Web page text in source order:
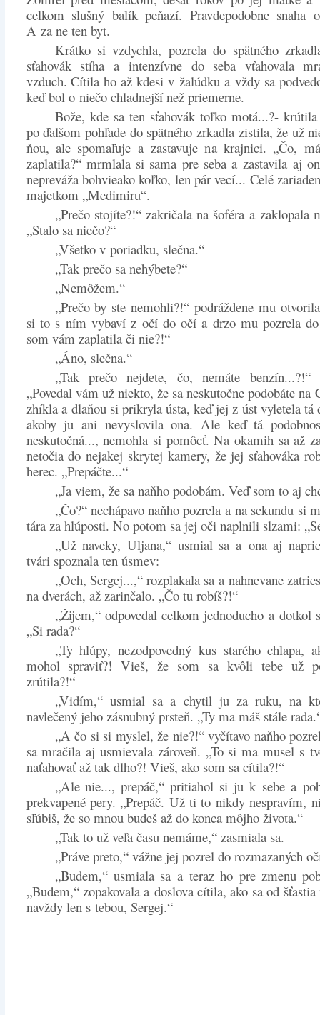
celkom slušný balík peňazí. Pravdepodobne snaha
A za ne ten byt.
Krátko si vzdychla, pozrela do spätného
sťahovák stíha a intenzívne do seba vťahovala
vzduch. Cítila ho až kdesi v žalúdku a vždy sa
keď bol o niečo chladnejší než priemerne.
Bože, kde sa ten sťahovák toľko motá...?-
po ďalšom pohľade do spätného zrkadla zistila, že už
ňou, ale spomaľuje a zastavuje na krajnici. „Čo,
zaplatila?“ mrmlala si sama pre seba a zastavila aj
nepreváža bohvieako koľko, len pár vecí... Celé
majetkom „Medimiru“.
„Prečo stojíte?!“ zakričala na šoféra a zaklopala
„Stalo sa niečo?“
„Všetko v poriadku, slečna.“
„Tak prečo sa nehýbete?“
„Nemôžem.“
„Prečo by ste nemohli?!“ podráždene mu
si to s ním vybaví z očí do očí a drzo mu pozrela do
som vám zaplatila či nie?!“
„Áno, slečna.“
„Tak prečo nejdete, čo, nemáte benzín...?!“
„Povedal vám už niekto, že sa neskutočne podobáte na
zhíkla a dlaňou si prikryla ústa, keď jej z úst vyletela tá
akoby ju ani nevyslovila ona. Ale keď tá
neskutočná..., nemohla si pomôcť. Na okamih sa až
netočia do nejakej skrytej kamery, že jej sťahováka
herec. „Prepáčte...“
„Ja viem, že sa naňho podobám. Veď som to aj
„Čo?“ nechápavo naňho pozrela a na sekundu si
tára za hlúposti. No potom sa jej oči naplnili slzami:
„Už naveky, Uljana,“ usmial sa a ona aj
tvári spoznala ten úsmev:
„Och, Sergej...,“ rozplakala sa a nahnevane
na dverách, až zarinčalo. „Čo tu robíš?!“
„Žijem,“ odpovedal celkom jednoducho a dotkol
„Si rada?“
„Ty hlúpy, nezodpovedný kus starého chlapa,
mohol spraviť?! Vieš, že som sa kvôli tebe už
zrútila?!“
„Vidím,“ usmial sa a chytil ju za ruku, na
navlečený jeho zásnubný prsteň. „Ty ma máš stále
„A čo si si myslel, že nie?!“ vyčítavo naňho
sa mračila aj usmievala zároveň. „To si ma musel s
naťahovať až tak dlho?! Vieš, ako som sa cítila?!“
„Ale nie..., prepáč,“ pritiahol si ju k sebe a
prekvapené pery. „Prepáč. Už ti to nikdy nespravím,
sľúbiš, že so mnou budeš až do konca môjho života.“
„Tak to už veľa času nemáme,“ zasmiala sa.
„Práve preto,“ vážne jej pozrel do rozmazaných
„Budem,“ usmiala sa a teraz ho pre zmenu
„Budem,“ zopakovala a doslova cítila, ako sa od
navždy len s tebou, Sergej.“